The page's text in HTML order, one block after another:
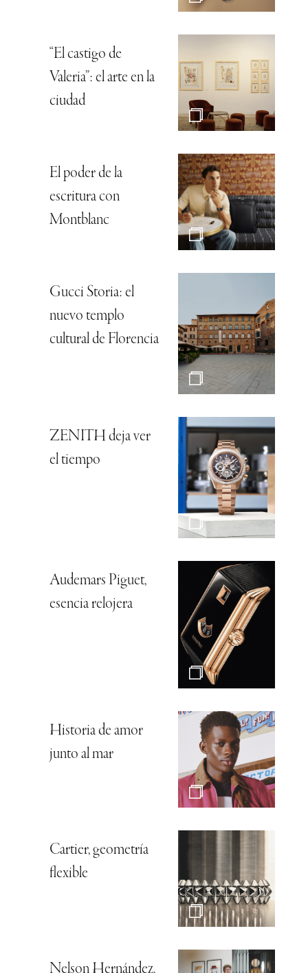
“El castigo de
Valeria”: el arte en la
ciudad
El poder de la
escritura con
Montblanc
Gucci Storia: el
nuevo templo
cultural de Florencia
ZENITH deja ver
el tiempo
Audemars Piguet,
esencia relojera
Historia de amor
junto al mar
Cartier, geometría
flexible